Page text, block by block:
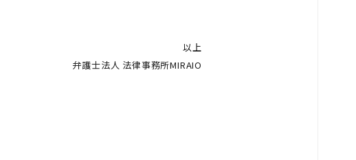
以上
弁護士法人 法律事務所MIRAIO